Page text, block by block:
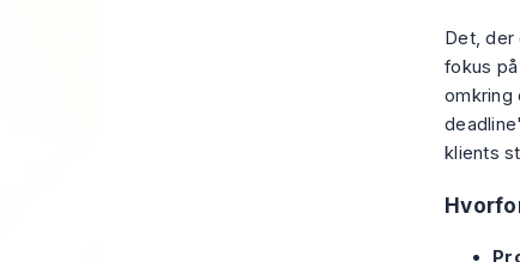
Det,
fokus
omkring
klients